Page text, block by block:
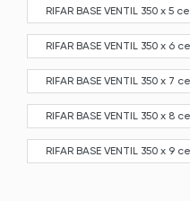
RIFAR BASE VENTIL 350 х 5
RIFAR BASE VENTIL 350 х
RIFAR BASE VENTIL 350 х
RIFAR BASE VENTIL 350 х
RIFAR BASE VENTIL 350 х